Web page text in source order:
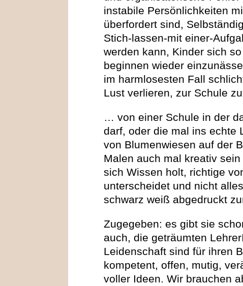
instabile Persönlichkeiten
überfordert sind,
Stich-lassen-mit einer-
werden kann, Kinder sich
beginnen wieder
im harmlosesten Fall
Lust verlieren, zur Schule
… von einer Schule in der
darf, oder die mal ins echte
von Blumenwiesen auf der
Malen auch mal kreativ
sich Wissen holt, richtige
unterscheidet und nicht
schwarz weiß abgedruckt
Zugegeben: es gibt sie
auch, die geträumten
Leidenschaft sind für ihren
kompetent, offen, mutig,
voller Ideen. Wir brauchen